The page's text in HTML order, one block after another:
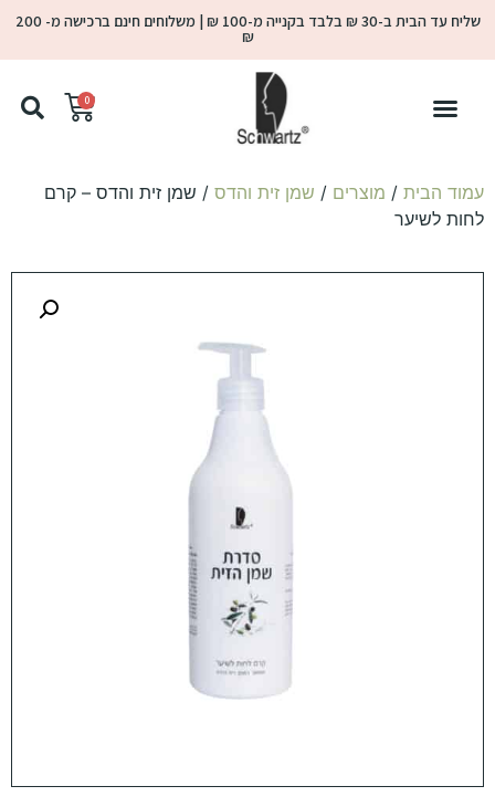
שליח עד הבית ב-30 ₪ בלבד בקנייה מ-100 ₪ | משלוחים חינם ברכישה מ- 200
₪
0
עמוד הבית / מוצרים / שמן זית והדס / שמן זית והדס – קרם
לחות לשיער